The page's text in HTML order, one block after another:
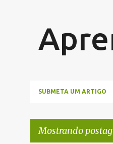
SUBMETA UM ARTIGO
Mostrando